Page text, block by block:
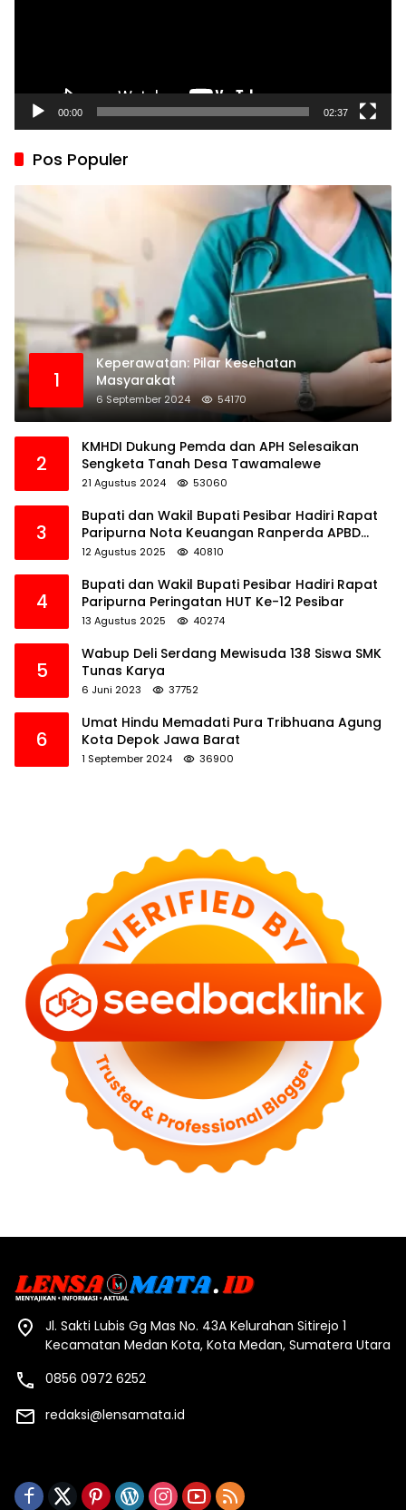
00:00 02:37
Pos Populer
1
Keperawatan: Pilar Kesehatan
Masyarakat
6 September 2024 54170
2
KMHDI Dukung Pemda dan APH Selesaikan
Sengketa Tanah Desa Tawamalewe
21 Agustus 2024 53060
3
Bupati dan Wakil Bupati Pesibar Hadiri Rapat
Paripurna Nota Keuangan Ranperda APBD
Perubahan TA 2025
12 Agustus 2025 40810
4
Bupati dan Wakil Bupati Pesibar Hadiri Rapat
Paripurna Peringatan HUT Ke-12 Pesibar
13 Agustus 2025 40274
5
Wabup Deli Serdang Mewisuda 138 Siswa SMK
Tunas Karya
6 Juni 2023 37752
6
Umat Hindu Memadati Pura Tribhuana Agung
Kota Depok Jawa Barat
1 September 2024 36900
Jl. Sakti Lubis Gg Mas No. 43A Kelurahan Sitirejo 1
Kecamatan Medan Kota, Kota Medan, Sumatera Utara
0856 0972 6252
redaksi@lensamata.id